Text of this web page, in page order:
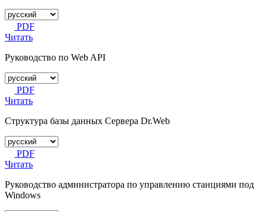
PDF
Читать
Руководство по Web API
PDF
Читать
Структура базы данных Сервера Dr.Web
PDF
Читать
Руководство администратора по управлению станциями под
Windows